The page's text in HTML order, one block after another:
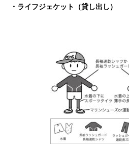
・ライフジェケット（貸し出し）